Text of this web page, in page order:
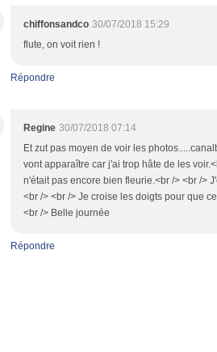
chiffonsandco 30/07/2018 15:29
flute, on voit rien !
Répondre
Regine 30/07/2018 07:14
Et zut pas moyen de voir les
vont apparaître car j'ai trop hâte de les
n'était pas encore bien fleurie.<br /> <br />
<br /> <br /> Je croise les doigts pour que
<br /> Belle journée
Répondre